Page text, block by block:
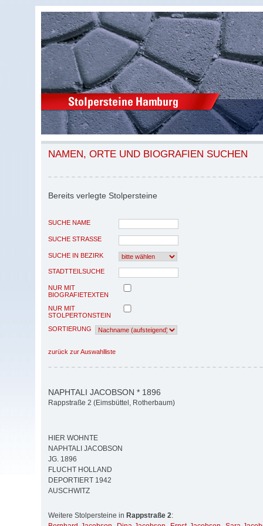
NAMEN, ORTE UND BIOGRAFIEN SUCHEN
Bereits verlegte Stolpersteine
SUCHE NAME
SUCHE STRASSE
SUCHE IN BEZIRK
STADTTEILSUCHE
NUR MIT
BIOGRAFIETEXTEN
NUR MIT
STOLPERTONSTEIN
SORTIERUNG
zurück zur Auswahlliste
NAPHTALI JACOBSON * 1896
Rappstraße 2 (Eimsbüttel, Rotherbaum)
HIER WOHNTE
NAPHTALI JACOBSON
JG. 1896
FLUCHT HOLLAND
DEPORTIERT 1942
AUSCHWITZ
Weitere Stolpersteine in Rappstraße 2: